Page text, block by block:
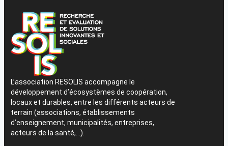
L’association RESOLIS accompagne le
développement d’écosystèmes de coopération,
locaux et durables, entre les différents acteurs de
terrain (associations, établissements
d’enseignement, municipalités, entreprises,
acteurs de la santé,…).